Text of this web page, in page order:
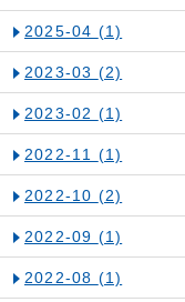
2025-04 (1)
2023-03 (2)
2023-02 (1)
2022-11 (1)
2022-10 (2)
2022-09 (1)
2022-08 (1)